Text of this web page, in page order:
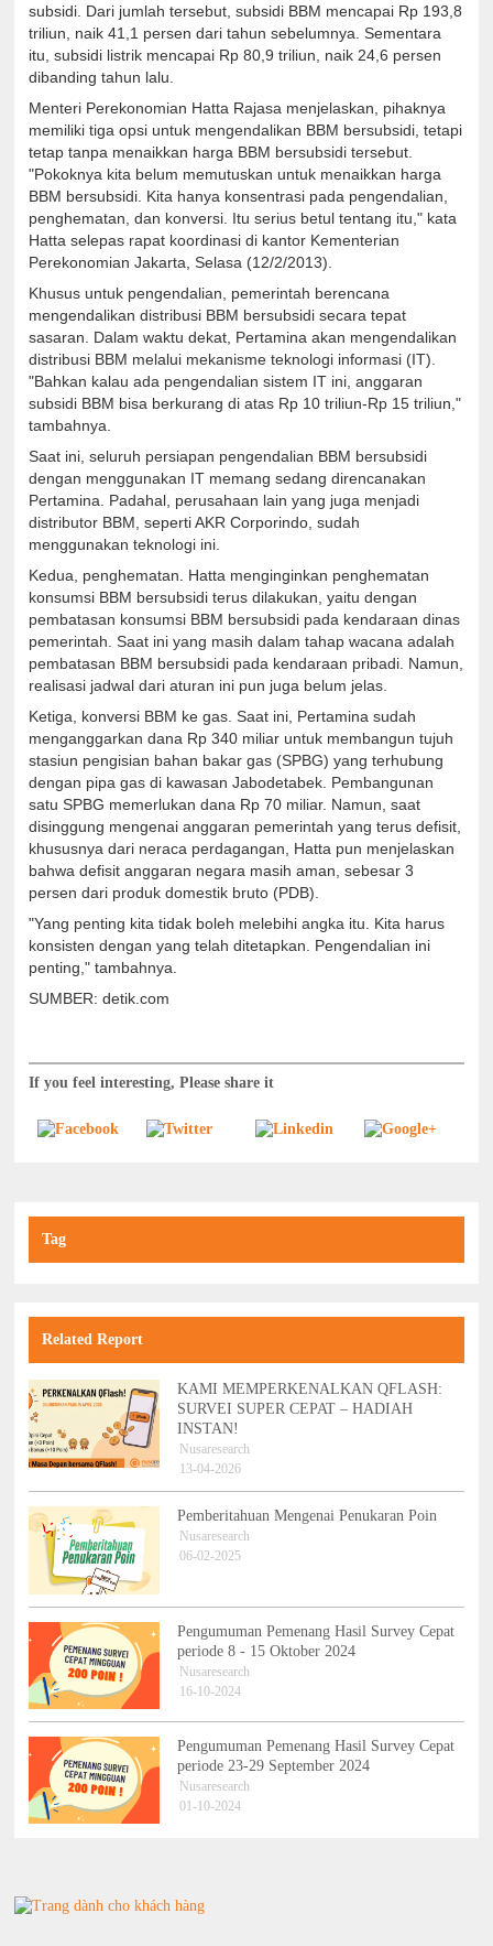
subsidi. Dari jumlah tersebut, subsidi BBM mencapai Rp 193,8
triliun, naik 41,1 persen dari tahun sebelumnya. Sementara
itu, subsidi listrik mencapai Rp 80,9 triliun, naik 24,6 persen
dibanding tahun lalu.
Menteri Perekonomian Hatta Rajasa menjelaskan, pihaknya
memiliki tiga opsi untuk mengendalikan BBM bersubsidi, tetapi
tetap tanpa menaikkan harga BBM bersubsidi tersebut.
"Pokoknya kita belum memutuskan untuk menaikkan harga
BBM bersubsidi. Kita hanya konsentrasi pada pengendalian,
penghematan, dan konversi. Itu serius betul tentang itu," kata
Hatta selepas rapat koordinasi di kantor Kementerian
Perekonomian Jakarta, Selasa (12/2/2013).
Khusus untuk pengendalian, pemerintah berencana
mengendalikan distribusi BBM bersubsidi secara tepat
sasaran. Dalam waktu dekat, Pertamina akan mengendalikan
distribusi BBM melalui mekanisme teknologi informasi (IT).
"Bahkan kalau ada pengendalian sistem IT ini, anggaran
subsidi BBM bisa berkurang di atas Rp 10 triliun-Rp 15 triliun,"
tambahnya.
Saat ini, seluruh persiapan pengendalian BBM bersubsidi
dengan menggunakan IT memang sedang direncanakan
Pertamina. Padahal, perusahaan lain yang juga menjadi
distributor BBM, seperti AKR Corporindo, sudah
menggunakan teknologi ini.
Kedua, penghematan. Hatta menginginkan penghematan
konsumsi BBM bersubsidi terus dilakukan, yaitu dengan
pembatasan konsumsi BBM bersubsidi pada kendaraan dinas
pemerintah. Saat ini yang masih dalam tahap wacana adalah
pembatasan BBM bersubsidi pada kendaraan pribadi. Namun,
realisasi jadwal dari aturan ini pun juga belum jelas.
Ketiga, konversi BBM ke gas. Saat ini, Pertamina sudah
menganggarkan dana Rp 340 miliar untuk membangun tujuh
stasiun pengisian bahan bakar gas (SPBG) yang terhubung
dengan pipa gas di kawasan Jabodetabek. Pembangunan
satu SPBG memerlukan dana Rp 70 miliar. Namun, saat
disinggung mengenai anggaran pemerintah yang terus defisit,
khususnya dari neraca perdagangan, Hatta pun menjelaskan
bahwa defisit anggaran negara masih aman, sebesar 3
persen dari produk domestik bruto (PDB).
"Yang penting kita tidak boleh melebihi angka itu. Kita harus
konsisten dengan yang telah ditetapkan. Pengendalian ini
penting," tambahnya.
SUMBER: detik.com
If you feel interesting, Please share it
Tag
Related Report
KAMI MEMPERKENALKAN QFLASH:
SURVEI SUPER CEPAT – HADIAH
INSTAN!
Nusaresearch
13-04-2026
Pemberitahuan Mengenai Penukaran Poin
Nusaresearch
06-02-2025
Pengumuman Pemenang Hasil Survey Cepat
periode 8 - 15 Oktober 2024
Nusaresearch
16-10-2024
Pengumuman Pemenang Hasil Survey Cepat
periode 23-29 September 2024
Nusaresearch
01-10-2024